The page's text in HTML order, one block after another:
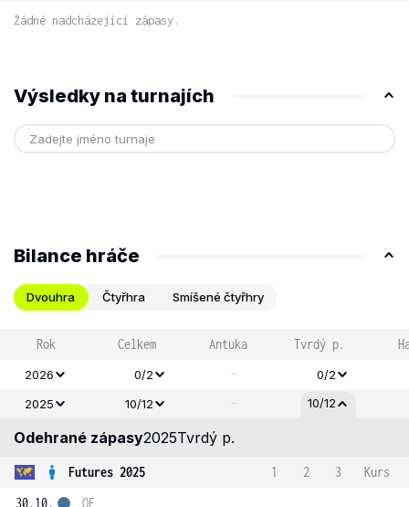
Žádné nadcházející zápasy.
Výsledky na turnajích
Bilance hráče
Dvouhra Čtyřhra Smíšené čtyřhry
Rok Celkem Antuka Tvrdý p.
2026 0/2 -
0/2
2025
10/12 - 10/12
Odehrané zápasy2025Tvrdý p.
Futures 2025 1 2 3
Kurs
30.10.
OF